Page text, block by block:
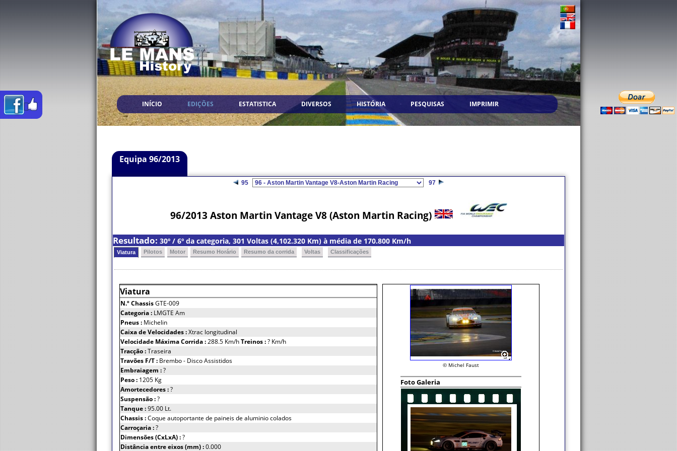
INÍCIO EDIÇÕES ESTATISTICA DIVERSOS HISTÓRIA PESQUISAS IMPRIMIR
Equipa 96/2013
95 97
96/2013 Aston Martin Vantage V8 (Aston Martin Racing)
Resultado: 30º / 6º da categoria, 301 Voltas (4,102.320 Km) à média de 170.800 Km/h
Viatura Pilotos Motor Resumo Horário Resumo da corrida Voltas Classificações
Viatura
N.º ChassisGTE-009
Categoria : LMGTE Am
Pneus : Michelin
Caixa de Velocidades :Xtrac longitudinal
Velocidade Máxima Corrida :288.5 Km/hTreinos :? Km/h
Tracção :Traseira
Travões F/T : Brembo - Disco Assistidos
Embraiagem :?
Peso : 1205 Kg
Amortecedores :?
Suspensão :?
Tanque :95.00 Lt.
Chassis :Coque autoportante de paineis de aluminio colados
Carroçaria :?
Dimensões (CxLxA) :?
Distância entre eixos (mm) :0.000
© Michel Faust
Foto Galeria